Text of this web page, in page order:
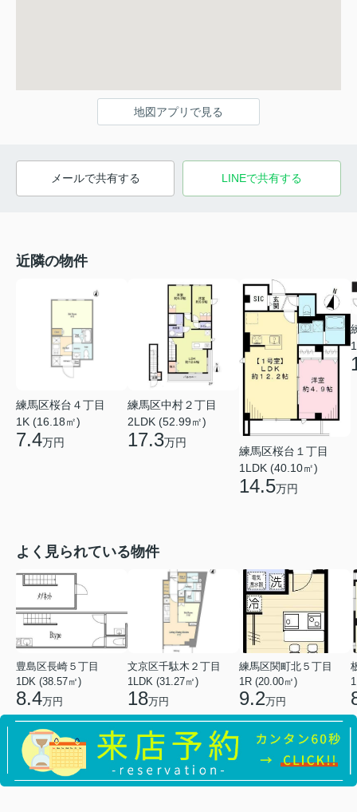
地図アプリで見る
メールで共有する LINEで共有する
近隣の物件
練馬区桜台４丁目
1K (16.18㎡)
7.4万円
練馬区中村２丁目
2LDK (52.99㎡)
17.3万円
練馬区桜台１丁目
1LDK (40.10㎡)
14.5万円
よく見られている物件
豊島区長崎５丁目
1DK (38.57㎡)
8.4万円
文京区千駄木２丁目
1LDK (31.27㎡)
18万円
練馬区関町北５丁目
1R (20.00㎡)
9.2万円